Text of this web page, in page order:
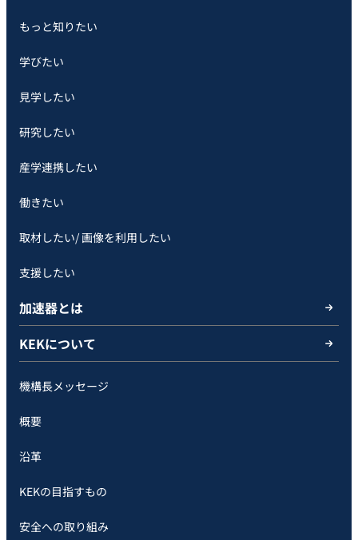
もっと知りたい
学びたい
見学したい
研究したい
産学連携したい
働きたい
取材したい/ 画像を利用したい
支援したい
加速器とは
KEKについて
機構長メッセージ
概要
沿革
KEKの目指すもの
安全への取り組み